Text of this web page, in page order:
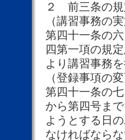
２ 前三条の規
（講習事務の
第四十一条の
四第一項の規
より講習事務
（登録事項の
第四十一条の
から第四号ま
ようとする日
なければなら